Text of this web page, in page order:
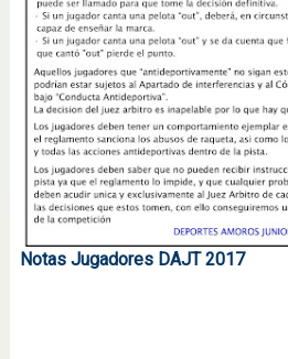
Notas Jugadores DAJT 2017